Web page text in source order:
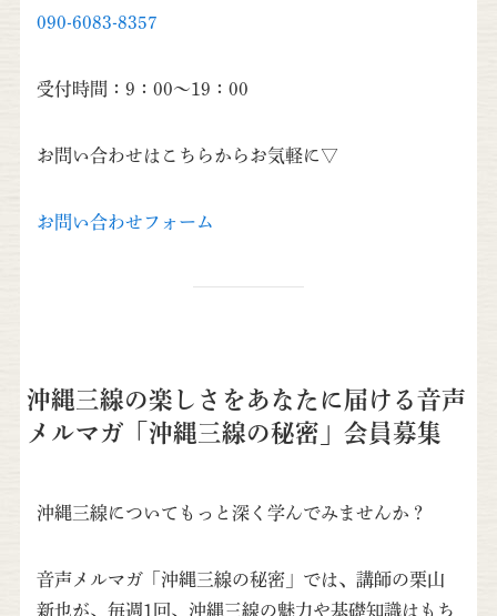
090-6083-8357
受付時間：9：00～19：00
お問い合わせはこちらからお気軽に▽
お問い合わせフォーム
沖縄三線の楽しさをあなたに届ける音声
メルマガ「沖縄三線の秘密」会員募集
沖縄三線についてもっと深く学んでみませんか？
音声メルマガ「沖縄三線の秘密」では、講師の栗山
新也が、毎週1回、沖縄三線の魅力や基礎知識はもち